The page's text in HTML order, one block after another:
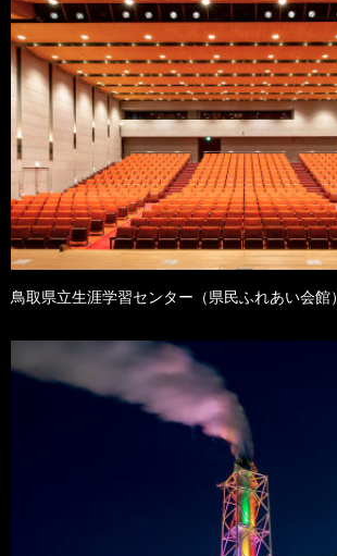
鳥取県立生涯学習センター（県民ふれあい会館）